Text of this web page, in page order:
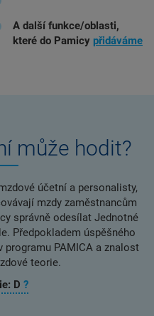
A další funkce/oblasti,
které do Pamicy přidáváme
může hodit?
účetní a personalisty,
mzdy zaměstnancům
správně odesílat Jednotné
Předpokladem úspěšného
PAMICA a znalost
teorie.
D ?